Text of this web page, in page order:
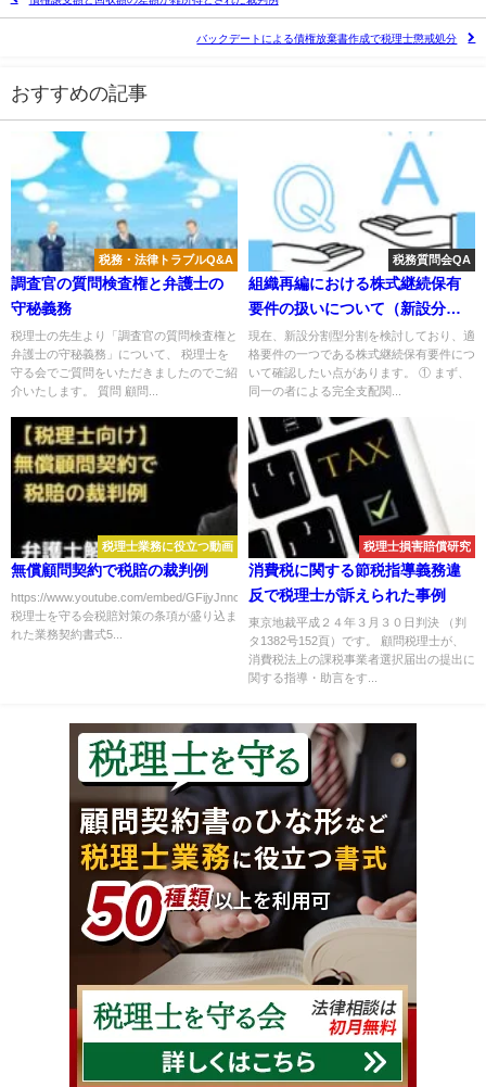
バックデートによる債権放棄書作成で税理士懲戒処分
おすすめの記事
税務・法律トラブルQ&A
調査官の質問検査権と弁護士の
守秘義務
税理士の先生より「調査官の質問検査権と
弁護士の守秘義務」について、 税理士を
守る会でご質問をいただきましたのでご紹
介いたします。 質問 顧問...
税務質問会QA
組織再編における株式継続保有
要件の扱いについて（新設分割
型分割）
現在、新設分割型分割を検討しており、適
格要件の一つである株式継続保有要件につ
いて確認したい点があります。 ① まず、
同一の者による完全支配関...
税理士業務に役立つ動画
無償顧問契約で税賠の裁判例
https://www.youtube.com/embed/GFijyJnncBM
税理士を守る会税賠対策の条項が盛り込ま
れた業務契約書式5...
税理士損害賠償研究
消費税に関する節税指導義務違
反で税理士が訴えられた事例
東京地裁平成２４年３月３０日判決 （判
タ1382号152頁）です。 顧問税理士が、
消費税法上の課税事業者選択届出の提出に
関する指導・助言をす...